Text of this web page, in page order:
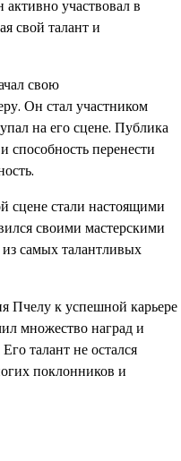
участвовал в
свой талант и
свою
Он стал участником
на его сцене. Публика
способность перенести
сцене стали настоящими
своими мастерскими
самых талантливых
Пчелу к успешной карьере
множество наград и
талант не остался
поклонников и